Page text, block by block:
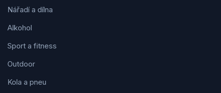
Nářadí a dílna
Alkohol
Sport a fitness
Outdoor
Kola a pneu